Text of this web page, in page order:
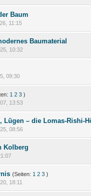
Baum
11:15
Baumaterial
10:32
09:30
1 2 3 )
13:53
Lügen – die Lomas-Rishi-
08:56
Kolberg
(Seiten: 1 2 3 )
18:11